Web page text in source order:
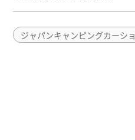
ジャパンキャンピングカーシ